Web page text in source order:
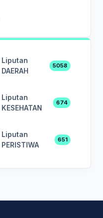
Liputan
DAERAH
5058
Liputan
KESEHATAN
674
Liputan
PERISTIWA
651